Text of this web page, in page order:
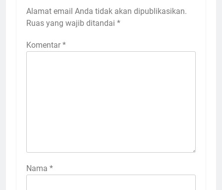
Alamat email Anda tidak akan dipublikasikan.
Ruas yang wajib ditandai *
Komentar *
Nama *